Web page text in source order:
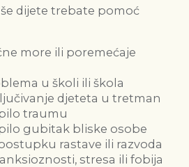
dijete trebate pomoć
more ili poremećaje
u školi ili škola
djeteta u tretman
traumu
gubitak bliske osobe
rastave ili razvoda
stresa ili fobija